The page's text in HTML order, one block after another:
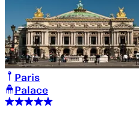
Paris
Palace